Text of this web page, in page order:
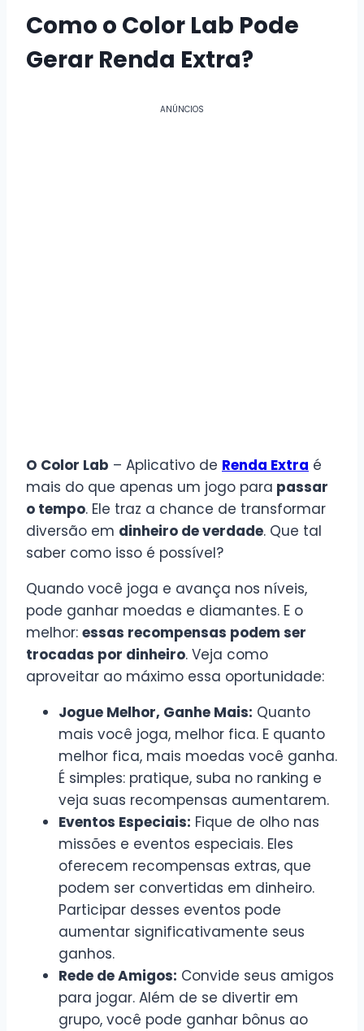
Como o Color Lab Pode
Gerar Renda Extra?
ANÚNCIOS
O Color Lab – Aplicativo de Renda Extra é
mais do que apenas um jogo para passar
o tempo. Ele traz a chance de transformar
diversão em dinheiro de verdade. Que tal
saber como isso é possível?
Quando você joga e avança nos níveis,
pode ganhar moedas e diamantes. E o
melhor: essas recompensas podem ser
trocadas por dinheiro. Veja como
aproveitar ao máximo essa oportunidade:
Jogue Melhor, Ganhe Mais: Quanto
mais você joga, melhor fica. E quanto
melhor fica, mais moedas você ganha.
É simples: pratique, suba no ranking e
veja suas recompensas aumentarem.
Eventos Especiais: Fique de olho nas
missões e eventos especiais. Eles
oferecem recompensas extras, que
podem ser convertidas em dinheiro.
Participar desses eventos pode
aumentar significativamente seus
ganhos.
Rede de Amigos: Convide seus amigos
para jogar. Além de se divertir em
grupo, você pode ganhar bônus ao